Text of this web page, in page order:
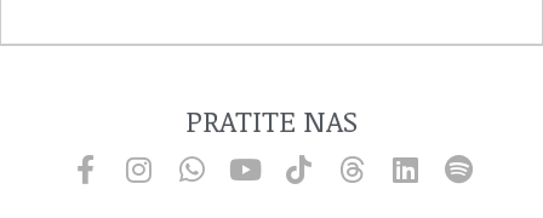
PRATITE NAS